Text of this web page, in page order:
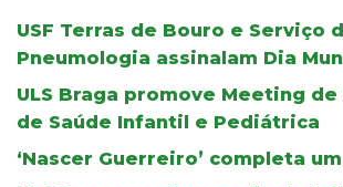
USF Terras de Bouro e Serviço
Pneumologia assinalam Dia
ULS Braga promove Meeting
de Saúde Infantil e Pediátrica
‘Nascer Guerreiro’ completa